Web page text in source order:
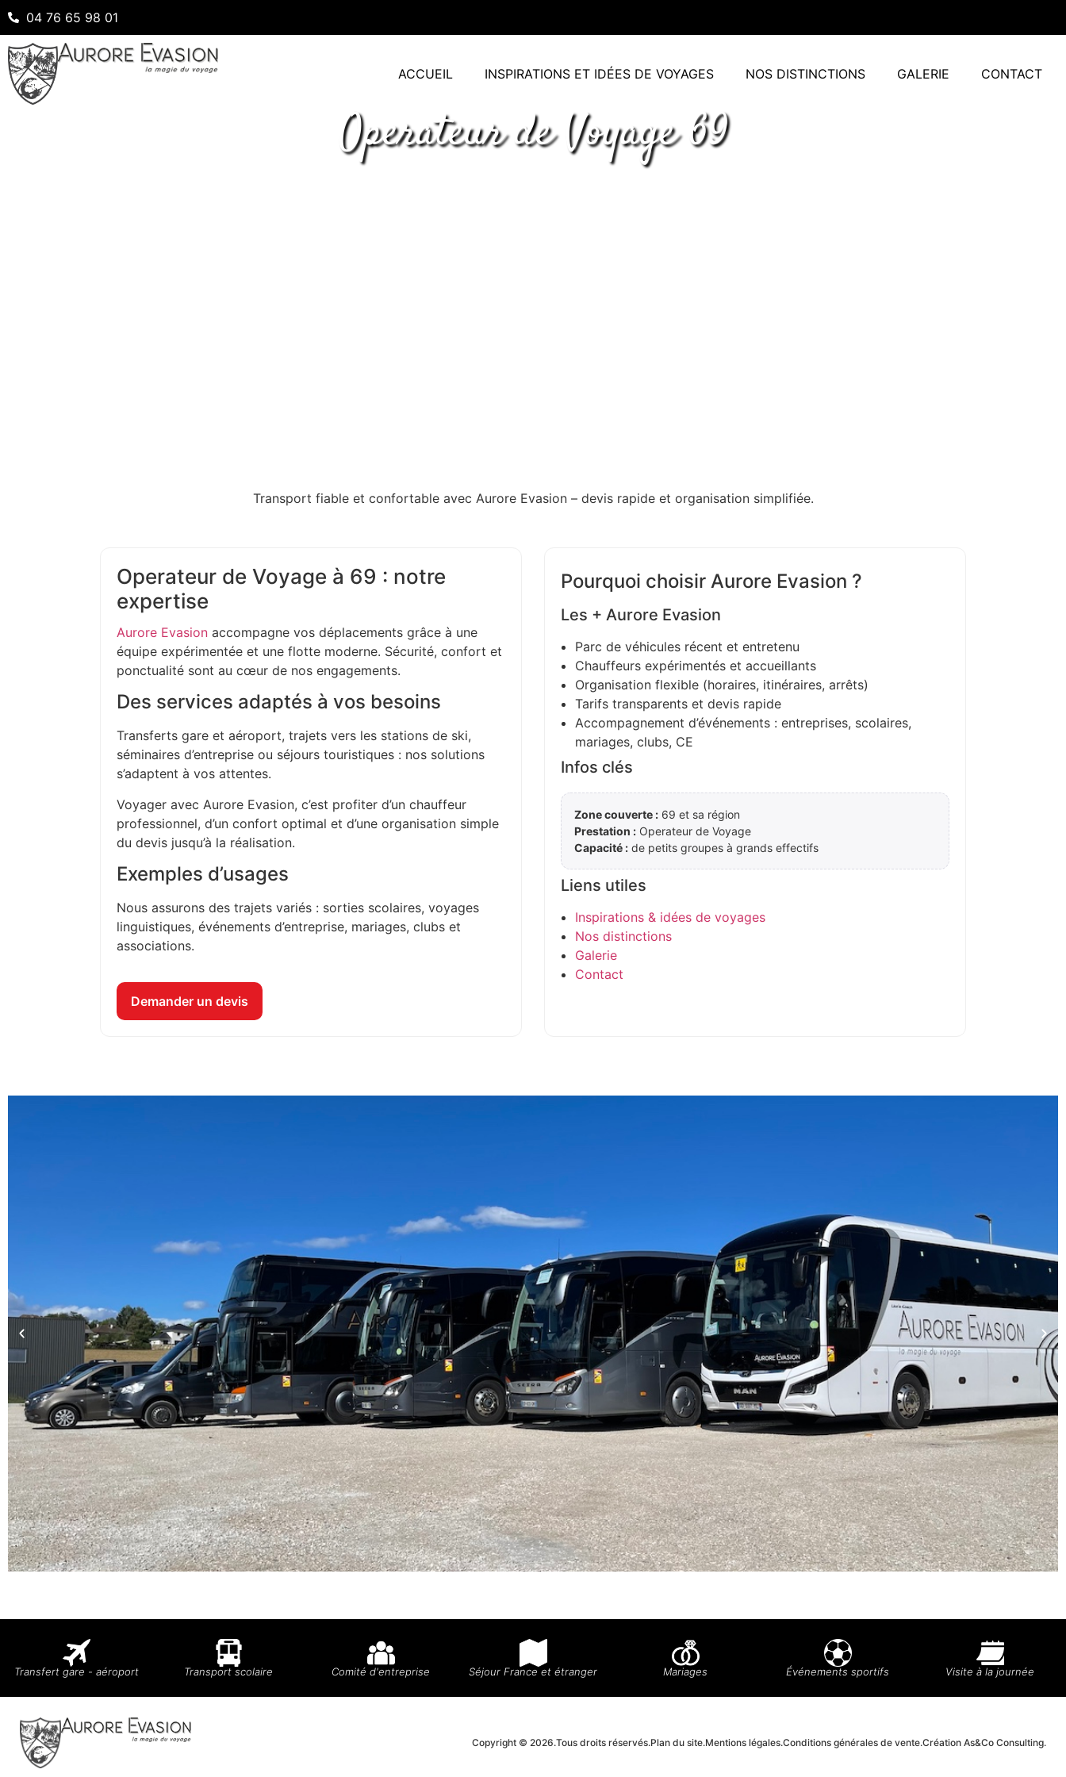
04 76 65 98 01
ACCUEIL INSPIRATIONS ET IDÉES DE VOYAGES NOS DISTINCTIONS GALERIE CONTACT
Operateur de Voyage 69
Transport fiable et confortable avec Aurore Evasion – devis rapide et organisation simplifiée.
Operateur de Voyage à 69 : notre
expertise
Aurore Evasion accompagne vos déplacements grâce à une
équipe expérimentée et une flotte moderne. Sécurité, confort et
ponctualité sont au cœur de nos engagements.
Des services adaptés à vos besoins
Transferts gare et aéroport, trajets vers les stations de ski,
séminaires d’entreprise ou séjours touristiques : nos solutions
s’adaptent à vos attentes.
Voyager avec Aurore Evasion, c’est profiter d’un chauffeur
professionnel, d’un confort optimal et d’une organisation simple
du devis jusqu’à la réalisation.
Exemples d’usages
Nous assurons des trajets variés : sorties scolaires, voyages
linguistiques, événements d’entreprise, mariages, clubs et
associations.
Demander un devis
Pourquoi choisir Aurore Evasion ?
Les + Aurore Evasion
Parc de véhicules récent et entretenu
Chauffeurs expérimentés et accueillants
Organisation flexible (horaires, itinéraires, arrêts)
Tarifs transparents et devis rapide
Accompagnement d’événements : entreprises, scolaires,
mariages, clubs, CE
Infos clés
Zone couverte : 69 et sa région
Prestation : Operateur de Voyage
Capacité : de petits groupes à grands effectifs
Liens utiles
Inspirations & idées de voyages
Nos distinctions
Galerie
Contact
Transfert gare - aéroport Transport scolaire Comité d'entreprise Séjour France et étranger Mariages Événements sportifs Visite à la journée
Copyright © 2026.Tous droits réservés.Plan du site.Mentions légales.Conditions générales de vente.Création As&Co Consulting.